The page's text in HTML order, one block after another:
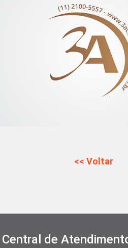
<< Voltar
Central de